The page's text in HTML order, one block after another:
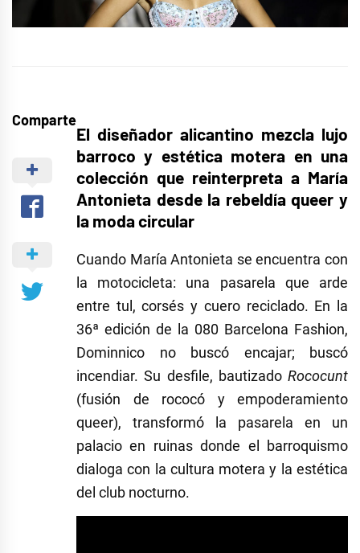
Comparte
El diseñador alicantino mezcla lujo
barroco y estética motera en una
colección que reinterpreta a María
Antonieta desde la rebeldía queer y
la moda circular
Cuando María Antonieta se encuentra con
la motocicleta: una pasarela que arde
entre tul, corsés y cuero reciclado. En la
36ª edición de la 080 Barcelona Fashion,
Dominnico no buscó encajar; buscó
incendiar. Su desfile, bautizado Rococunt
(fusión de rococó y empoderamiento
queer), transformó la pasarela en un
palacio en ruinas donde el barroquismo
dialoga con la cultura motera y la estética
del club nocturno.